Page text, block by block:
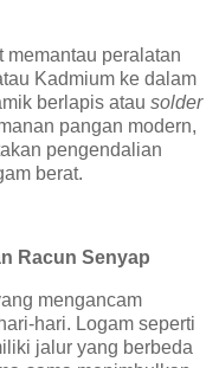
memantau peralatan
Kadmium ke dalam
berlapis atau solder
pangan modern,
pengendalian
berat.
Racun Senyap
mengancam
hari. Logam seperti
jalur yang berbeda